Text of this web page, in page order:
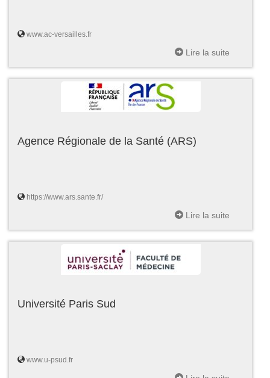
www.ac-versailles.fr
Lire la suite
Agence Régionale de la Santé (ARS)
https://www.ars.sante.fr/
Lire la suite
Université Paris Sud
www.u-psud.fr